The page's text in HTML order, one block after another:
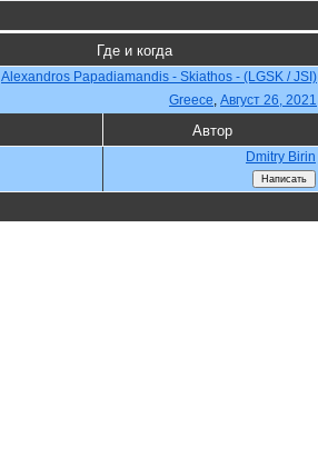
Где и когда
Alexandros Papadiamandis - Skiathos - (LGSK / JSI)
Greece, Август 26, 2021
Автор
Dmitry Birin